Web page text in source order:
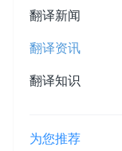
翻译新闻
翻译资讯
翻译知识
为您推荐